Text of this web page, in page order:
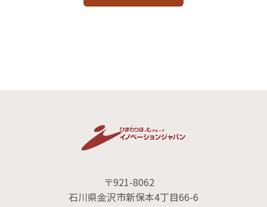
〒921-8062
石川県金沢市新保本4丁目66-6